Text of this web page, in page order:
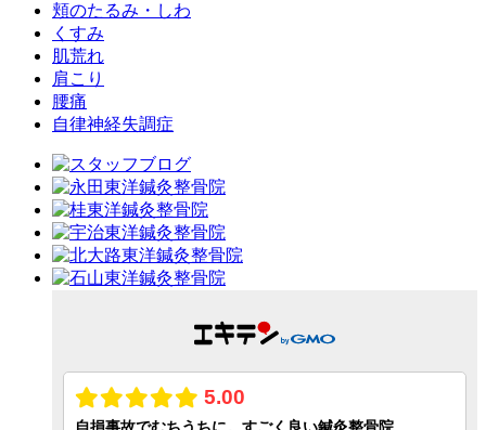
頬のたるみ・しわ
くすみ
肌荒れ
肩こり
腰痛
自律神経失調症